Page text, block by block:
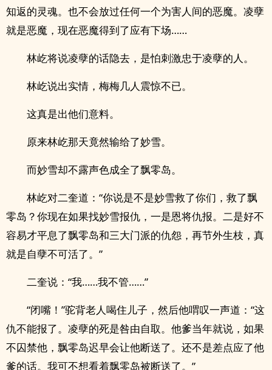
知返的灵魂。也不会放过任何一个为害人间的恶魔。凌孽
就是恶魔，现在恶魔得到了应有下场……
林屹将说凌孽的话隐去，是怕刺激忠于凌孽的人。
林屹说出实情，梅梅几人震惊不已。
这真是出他们意料。
原来林屹那天竟然输给了妙雪。
而妙雪却不露声色成全了飘零岛。
林屹对二奎道：“你说是不是妙雪救了你们，救了飘
零岛？你现在如果找妙雪报仇，一是恩将仇报。二是好不
容易才平息了飘零岛和三大门派的仇怨，再节外生枝，真
就是自孽不可活了。”
二奎说：“我……我不管……”
“闭嘴！”驼背老人喝住儿子，然后他喟叹一声道：“这
仇不能报了。凌孽的死是咎由自取。他爹当年就说，如果
不囚禁他，飘零岛迟早会让他断送了。还不是差点应了他
爹的话。我可不想看着飘零岛被断送了。”